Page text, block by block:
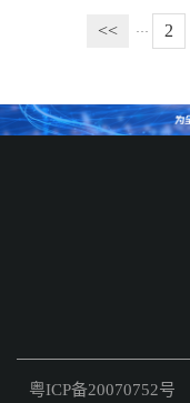
<< ··· 2
粤ICP备20070752号